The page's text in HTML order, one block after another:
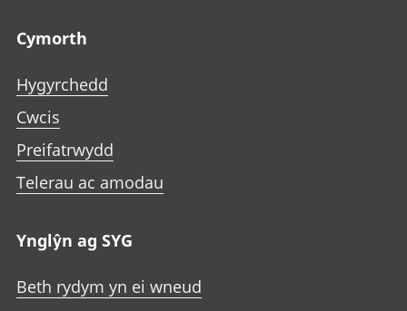
Cymorth
Hygyrchedd
Cwcis
Preifatrwydd
Telerau ac amodau
Ynglŷn ag SYG
Beth rydym yn ei wneud